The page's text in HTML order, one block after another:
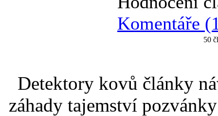
Komentáře
50
Detektory kovů články
záhady tajemství